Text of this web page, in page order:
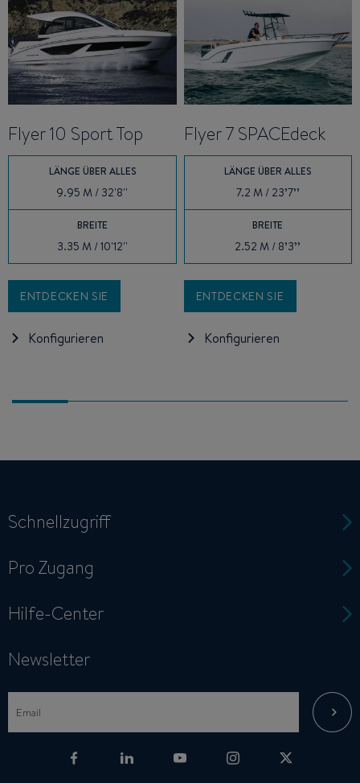
Flyer 10 Sport Top
LÄNGE ÜBER ALLES
9.95 M / 32'8''
BREITE
3.35 M / 10'12''
ENTDECKEN SIE
Konfigurieren
Flyer 7 SPACEdeck
LÄNGE ÜBER ALLES
7.2 M / 23’7’’
BREITE
2.52 M / 8’3’’
ENTDECKEN SIE
Konfigurieren
Schnellzugriff
Pro Zugang
Hilfe-Center
Newsletter